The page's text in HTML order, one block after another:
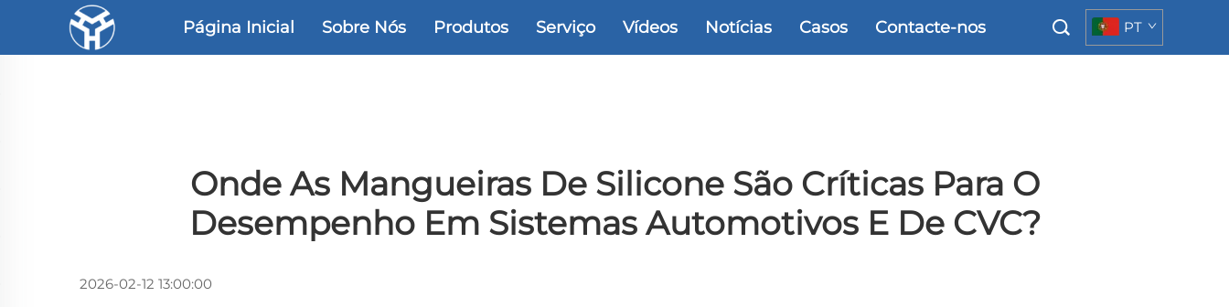
Página Inicial Sobre Nós Produtos Serviço Vídeos Notícias Casos Contacte-nos PT
Onde As Mangueiras De Silicone São Críticas Para O
Desempenho Em Sistemas Automotivos E De CVC?
2026-02-12 13:00:00